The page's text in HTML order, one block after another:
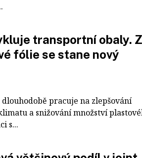
transportní obaly. Z
fólie se stane nový
pracuje na zlepšování
a snižování množství
s...